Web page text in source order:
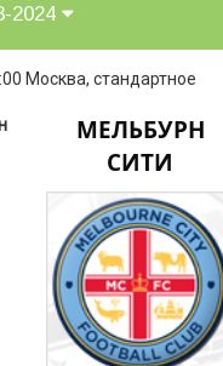
2024
Москва, стандартное
МЕЛЬБУРН
СИТИ